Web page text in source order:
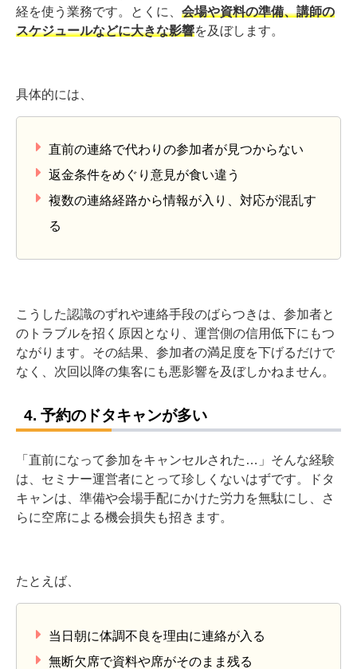
経を使う業務です。とくに、 会場や資料の準備、講師の
スケジュールなどに大きな影響を及ぼします。
具体的には、
直前の連絡で代わりの参加者が見つからない
返金条件をめぐり意見が食い違う
複数の連絡経路から情報が入り、対応が混乱す
る
こうした認識のずれや連絡手段のばらつきは、参加者と
のトラブルを招く原因となり、運営側の信用低下にもつ
ながります。その結果、参加者の満足度を下げるだけで
なく、次回以降の集客にも悪影響を及ぼしかねません。
4. 予約のドタキャンが多い
「直前になって参加をキャンセルされた…」そんな経験
は、セミナー運営者にとって珍しくないはずです。ドタ
キャンは、準備や会場手配にかけた労力を無駄にし、さ
らに空席による機会損失も招きます。
たとえば、
当日朝に体調不良を理由に連絡が入る
無断欠席で資料や席がそのまま残る